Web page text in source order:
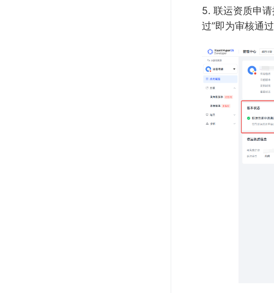
5. 联运资质申
过”即为审核通